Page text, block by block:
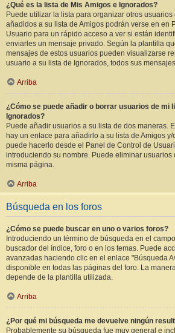
¿Qué es la lista de Mis Amigos e Ignorados?
Puede utilizar la lista para organizar otros
añadidos a su lista de Amigos podrán verse en en
Usuario para un rápido acceso a ver si están
enviarles un mensaje privado. Según la plantilla
mensajes de estos usuarios pueden visualizarse
usuario a su lista de Ignorados, todos sus
Arriba
¿Cómo se puede añadir o borrar usuarios de mi
Ignorados?
Puede añadir usuarios a su lista de dos maneras.
hay un enlace para añadirlo a su lista de Amigos
puede hacerlo desde el Panel de Control de
introduciendo su nombre. Puede eliminar usuarios
misma página.
Arriba
Búsqueda en los foros
¿Cómo se puede buscar en uno o varios foros?
Introduciendo un término de búsqueda en el
buscador del índice, foro o en los temas. Puede
avanzadas haciendo clic en el enlace "Búsqueda
disponible en todas las páginas del foro. La
depende de la plantilla utilizada.
Arriba
¿Por qué mi búsqueda me devuelve ningún
Probablemente su búsqueda fue muy general e